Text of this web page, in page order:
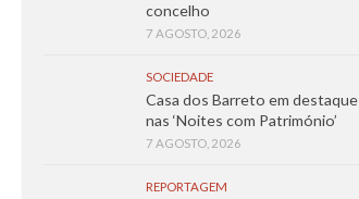
concelho
7 AGOSTO, 2026
SOCIEDADE
Casa dos Barreto em destaque
nas ‘Noites com Património’
7 AGOSTO, 2026
REPORTAGEM